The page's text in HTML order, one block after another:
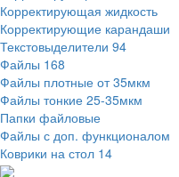
Корректирующая жидкость
Корректирующие карандаши
Текстовыделители 94
Файлы 168
Файлы плотные от 35мкм
Файлы тонкие 25-35мкм
Папки файловые
Файлы с доп. функционалом
Коврики на стол 14